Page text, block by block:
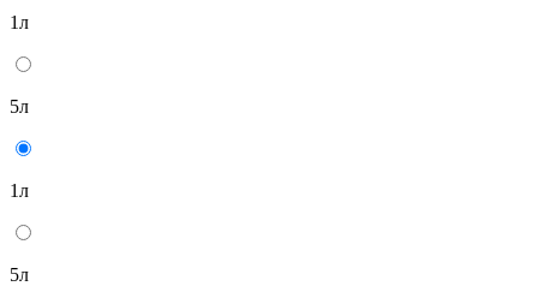
1л
5л
1л
5л